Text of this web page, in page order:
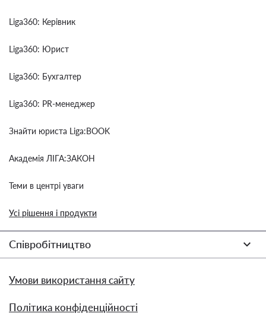
Liga360: Керівник
Liga360: Юрист
Liga360: Бухгалтер
Liga360: PR-менеджер
Знайти юриста Liga:BOOK
Академія ЛІГА:ЗАКОН
Теми в центрі уваги
Усі рішення і продукти
Співробітництво
Умови використання сайту
Політика конфіденційності